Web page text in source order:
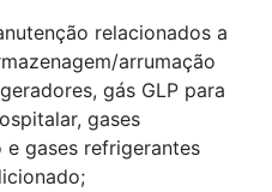
relacionados a
arrumação
gás GLP para
gases
e gases refrigerantes